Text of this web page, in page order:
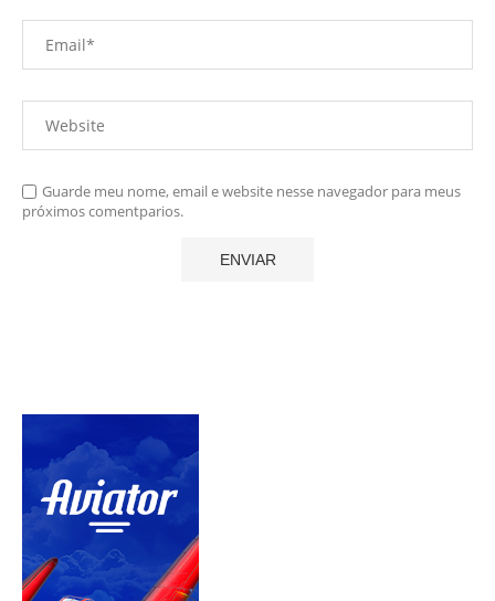
Guarde meu nome, email e website nesse navegador para meus
próximos comentparios.